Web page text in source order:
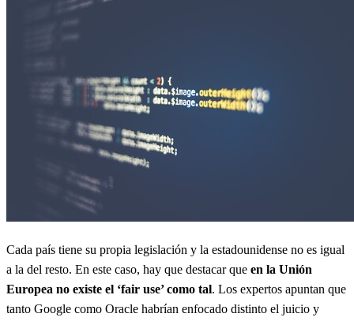
Cada país tiene su propia legislación y la estadounidense no es igual
a la del resto. En este caso, hay que destacar que en la Unión
Europea no existe el ‘fair use’ como tal. Los expertos apuntan que
tanto Google como Oracle habrían enfocado distinto el juicio y